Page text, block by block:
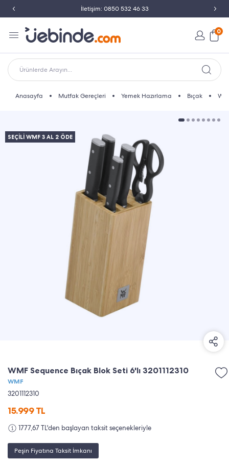
İletişim: 0850 532 46 33
0
Ürünlerde Arayın...
Anasayfa Mutfak Gereçleri Yemek Hazırlama Bıçak
SEÇİLİ WMF 3 AL 2 ÖDE
WMF Sequence Bıçak Blok Seti 6'lı 3201112310
WMF
3201112310
15.999TL
1777,67 TL'den başlayan taksit seçenekleriyle
Peşin Fiyatına Taksit İmkanı